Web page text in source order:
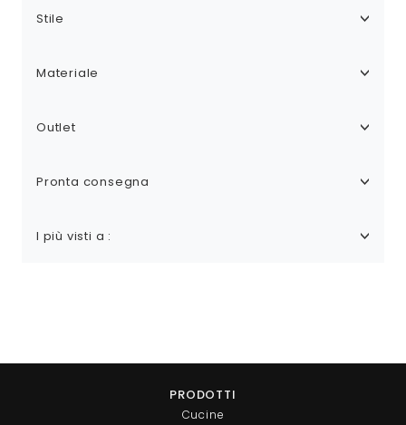
Stile
Materiale
Outlet
Pronta consegna
I più visti a :
PRODOTTI
Cucine